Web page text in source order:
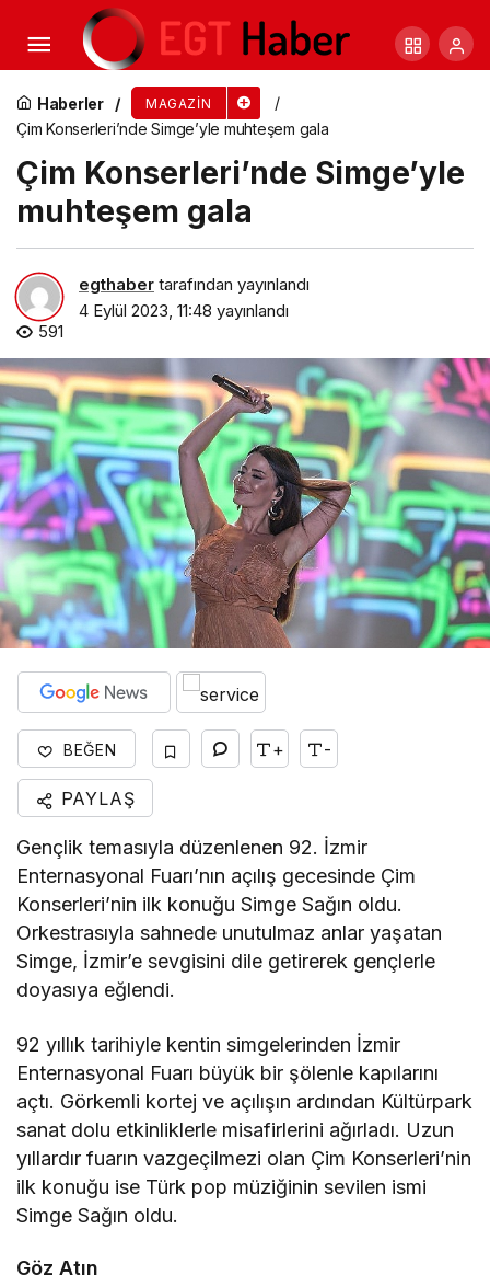
Haberler MAGAZIN
Çim Konserleri’nde Simge’yle muhteşem gala
Çim Konserleri’nde Simge’yle
muhteşem gala
egthaber tarafından yayınlandı
4 Eylül 2023, 11:48 yayınlandı
591
BEĞEN + -
PAYLAŞ
Gençlik temasıyla düzenlenen 92. İzmir
Enternasyonal Fuarı’nın açılış gecesinde Çim
Konserleri’nin ilk konuğu Simge Sağın oldu.
Orkestrasıyla sahnede unutulmaz anlar yaşatan
Simge, İzmir’e sevgisini dile getirerek gençlerle
doyasıya eğlendi.
92 yıllık tarihiyle kentin simgelerinden İzmir
Enternasyonal Fuarı büyük bir şölenle kapılarını
açtı. Görkemli kortej ve açılışın ardından Kültürpark
sanat dolu etkinliklerle misafirlerini ağırladı. Uzun
yıllardır fuarın vazgeçilmezi olan Çim Konserleri’nin
ilk konuğu ise Türk pop müziğinin sevilen ismi
Simge Sağın oldu.
Göz Atın
Kıvanç Tatlıtuğ “Hepsiburada Sözü” Diyor!